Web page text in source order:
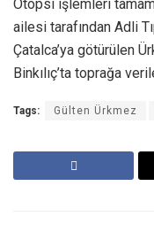
Otopsi işlemleri
ailesi tarafından Adli
Çatalca’ya götürülen
Binkılıç’ta toprağa
Tags: Gülten Ürkmez